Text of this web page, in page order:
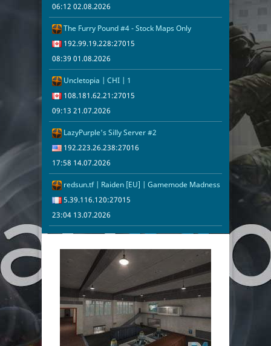
06:12 02.08.2026
The Furry Pound #4 - Stock Maps Only
192.99.19.228:27015
08:39 01.08.2026
08:39
Uncletopia | CHI | 1
108.181.62.21:27015
09:13 21.07.2026
09:13
LazyPurple's Silly Server #2
192.223.26.238:27016
17:58 14.07.2026
17:58
redsun.tf | Raiden [EU] | Gamemode Madness EU
5.39.116.120:27015
23:04 13.07.2026